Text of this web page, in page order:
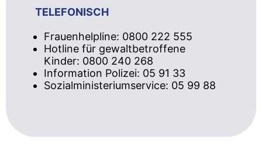
TELEFONISCH
Frauenhelpline: 0800 222 555
Hotline für gewaltbetroffene
Kinder: 0800 240 268
Information Polizei: 05 91 33
Sozialministeriumservice: 05 99 88